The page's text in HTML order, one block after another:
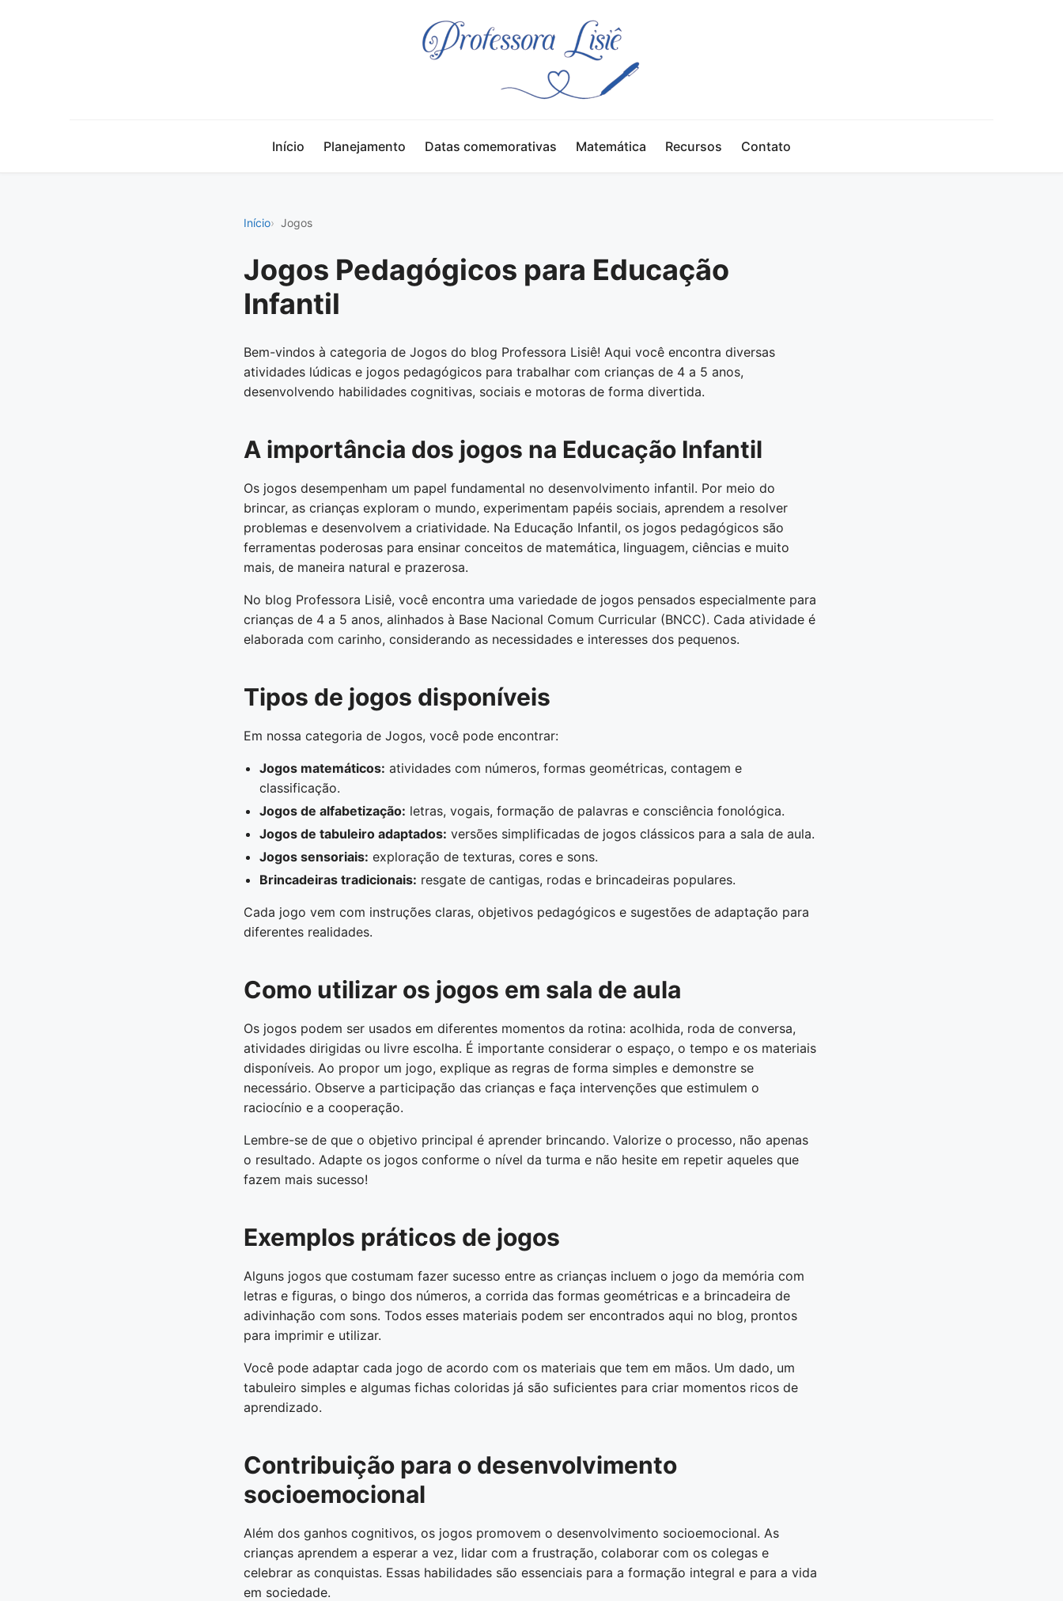
Início Planejamento Datas comemorativas Matemática Recursos Contato
Início Jogos
Jogos Pedagógicos para Educação
Infantil
Bem-vindos à categoria de Jogos do blog Professora Lisiê! Aqui você encontra diversas
atividades lúdicas e jogos pedagógicos para trabalhar com crianças de 4 a 5 anos,
desenvolvendo habilidades cognitivas, sociais e motoras de forma divertida.
A importância dos jogos na Educação Infantil
Os jogos desempenham um papel fundamental no desenvolvimento infantil. Por meio do
brincar, as crianças exploram o mundo, experimentam papéis sociais, aprendem a resolver
problemas e desenvolvem a criatividade. Na Educação Infantil, os jogos pedagógicos são
ferramentas poderosas para ensinar conceitos de matemática, linguagem, ciências e muito
mais, de maneira natural e prazerosa.
No blog Professora Lisiê, você encontra uma variedade de jogos pensados especialmente para
crianças de 4 a 5 anos, alinhados à Base Nacional Comum Curricular (BNCC). Cada atividade é
elaborada com carinho, considerando as necessidades e interesses dos pequenos.
Tipos de jogos disponíveis
Em nossa categoria de Jogos, você pode encontrar:
Jogos matemáticos: atividades com números, formas geométricas, contagem e
classificação.
Jogos de alfabetização: letras, vogais, formação de palavras e consciência fonológica.
Jogos de tabuleiro adaptados: versões simplificadas de jogos clássicos para a sala de aula.
Jogos sensoriais: exploração de texturas, cores e sons.
Brincadeiras tradicionais: resgate de cantigas, rodas e brincadeiras populares.
Cada jogo vem com instruções claras, objetivos pedagógicos e sugestões de adaptação para
diferentes realidades.
Como utilizar os jogos em sala de aula
Os jogos podem ser usados em diferentes momentos da rotina: acolhida, roda de conversa,
atividades dirigidas ou livre escolha. É importante considerar o espaço, o tempo e os materiais
disponíveis. Ao propor um jogo, explique as regras de forma simples e demonstre se
necessário. Observe a participação das crianças e faça intervenções que estimulem o
raciocínio e a cooperação.
Lembre-se de que o objetivo principal é aprender brincando. Valorize o processo, não apenas
o resultado. Adapte os jogos conforme o nível da turma e não hesite em repetir aqueles que
fazem mais sucesso!
Exemplos práticos de jogos
Alguns jogos que costumam fazer sucesso entre as crianças incluem o jogo da memória com
letras e figuras, o bingo dos números, a corrida das formas geométricas e a brincadeira de
adivinhação com sons. Todos esses materiais podem ser encontrados aqui no blog, prontos
para imprimir e utilizar.
Você pode adaptar cada jogo de acordo com os materiais que tem em mãos. Um dado, um
tabuleiro simples e algumas fichas coloridas já são suficientes para criar momentos ricos de
aprendizado.
Contribuição para o desenvolvimento
socioemocional
Além dos ganhos cognitivos, os jogos promovem o desenvolvimento socioemocional. As
crianças aprendem a esperar a vez, lidar com a frustração, colaborar com os colegas e
celebrar as conquistas. Essas habilidades são essenciais para a formação integral e para a vida
em sociedade.